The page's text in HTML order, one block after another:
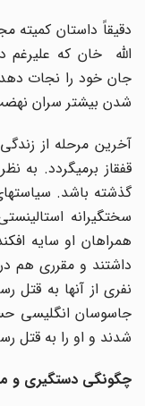
دقیقاً داستان کمیته
الله خان که علیرغم
جان خود را نجات دهد،
شدن بیشتر سران نهضت
آخرین مرحله از
قفقاز برمیگردد. به
گذشته باشد.
سختگیرانه
همراهان او سایه
داشتند و مقرری هم
نفری از آنها به قتل
جاسوسان انگلیسی
شدند و او را به قتل
چگونگی دستگیری و